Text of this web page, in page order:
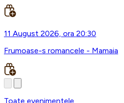
11 August 2026, ora 20:30
Frumoase-s romancele - Mamaia
Toate evenimentele